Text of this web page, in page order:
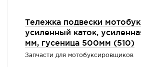
Тележка подвески
усиленный каток,
мм, гусеница 500мм (510)
Запчасти для мотобуксировщиков